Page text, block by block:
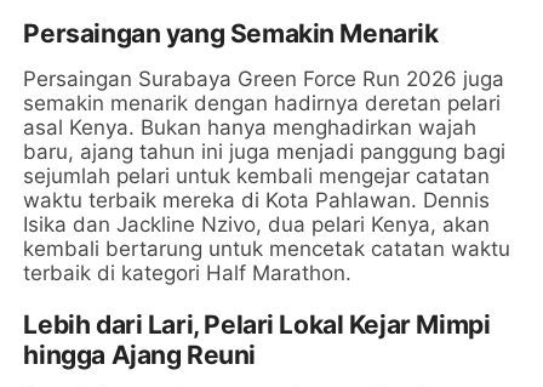
Persaingan yang Semakin Menarik
Persaingan Surabaya Green Force Run 2026 juga
semakin menarik dengan hadirnya deretan pelari
asal Kenya. Bukan hanya menghadirkan wajah
baru, ajang tahun ini juga menjadi panggung bagi
sejumlah pelari untuk kembali mengejar catatan
waktu terbaik mereka di Kota Pahlawan. Dennis
Isika dan Jackline Nzivo, dua pelari Kenya, akan
kembali bertarung untuk mencetak catatan waktu
terbaik di kategori Half Marathon.
Lebih dari Lari, Pelari Lokal Kejar Mimpi
hingga Ajang Reuni